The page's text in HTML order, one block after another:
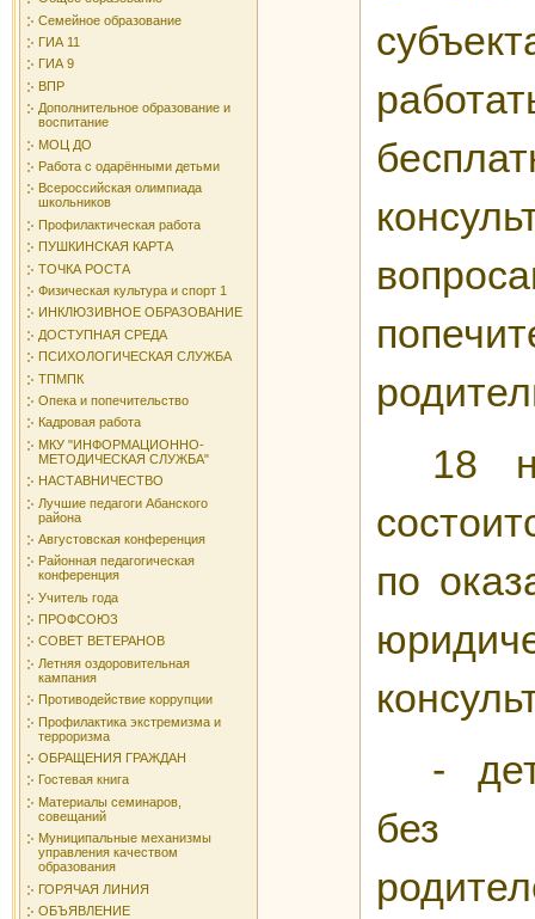
Семейное образование
ГИА 11
ГИА 9
ВПР
Дополнительное образование и
воспитание
МОЦ ДО
Работа с одарёнными детьми
Всероссийская олимпиада
школьников
Профилактическая работа
ПУШКИНСКАЯ КАРТА
ТОЧКА РОСТА
Физическая культура и спорт 1
ИНКЛЮЗИВНОЕ ОБРАЗОВАНИЕ
ДОСТУПНАЯ СРЕДА
ПСИХОЛОГИЧЕСКАЯ СЛУЖБА
ТПМПК
Опека и попечительство
Кадровая работа
МКУ "ИНФОРМАЦИОННО-
МЕТОДИЧЕСКАЯ СЛУЖБА"
НАСТАВНИЧЕСТВО
Лучшие педагоги Абанского
района
Августовская конференция
Районная педагогическая
конференция
Учитель года
ПРОФСОЮЗ
СОВЕТ ВЕТЕРАНОВ
Летняя оздоровительная
кампания
Противодействие коррупции
Профилактика экстремизма и
терроризма
ОБРАЩЕНИЯ ГРАЖДАН
Гостевая книга
Материалы семинаров,
совещаний
Муниципальные механизмы
управления качеством
образования
ГОРЯЧАЯ ЛИНИЯ
ОБЪЯВЛЕНИЕ
18
по
-
без